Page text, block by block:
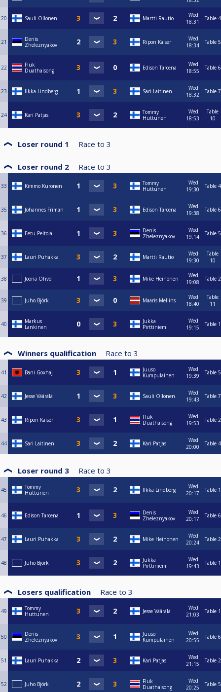
20 Sauli Ollonen Martti Rautio
Wed
18:31
Table 4
21
Denis
Zheleznyakov
Ripon Kaiser
Wed
18:34
Table 5
22
Fluk
Duathaisong
Edison Tarcena
Wed
18:55
Table 6
23 Ilkka Lindberg Sari Laitinen
Wed
18:32
Table 7
24 Kari Patjas
Tommy
Huttunen
Wed
18:53
Table
10
Loser round 1 Race to 3
Loser round 2 Race to 3
33 Kimmo Kuronen
Tommy
Huttunen
Wed
19:30
Table 4
35 Johannes Friman Edison Tarcena
Wed
19:38
Table 6
36 Eetu Peltola
Denis
Zheleznyakov
Wed
19:14
Table 5
37 Lauri Puhakka Martti Rautio
Wed
19:30
Table
10
38 Joona Ohvo Mike Heinonen
Wed
19:08
Table 2
39 Juho Björk Maaris Mellins
Wed
18:40
Table
11
40
Markus
Lankinen
Jukka
Pirttiniemi
Wed
19:15
Table 1
Winners qualification Race to 3
41 Bani Goxhaj
Juuso
Kumpulainen
Wed
19:39
Table 5
42 Jesse Väärälä Sauli Ollonen
Wed
19:43
Table 7
43 Ripon Kaiser
Fluk
Duathaisong
Wed
19:53
Table 2
44 Sari Laitinen Kari Patjas
Wed
20:00
Table 4
Loser round 3 Race to 3
45
Tommy
Huttunen
Ilkka Lindberg
Wed
20:17
Table 1
46 Edison Tarcena
Denis
Zheleznyakov
Wed
20:17
Table 6
47 Lauri Puhakka Mike Heinonen
Wed
20:24
Table 2
48 Juho Björk
Jukka
Pirttiniemi
Wed
19:43
Table 1
Losers qualification Race to 3
49
Tommy
Huttunen
Jesse Väärälä
Wed
21:03
Table 1
50
Denis
Zheleznyakov
Juuso
Kumpulainen
Wed
20:55
Table 6
51 Lauri Puhakka Kari Patjas
Wed
21:15
Table 2
52 Juho Björk
Fluk
Duathaisong
Wed
20:25
Table 5